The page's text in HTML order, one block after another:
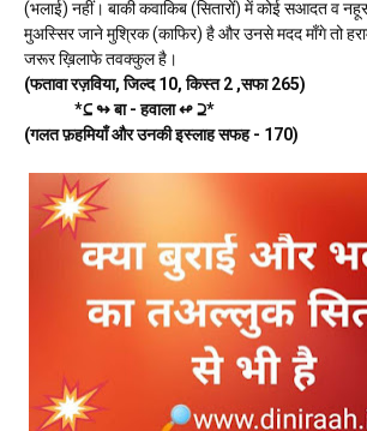
(भलाई) नहीं। बाकी कवाकिब (सितारों) में कोई सआदत व
मुअस्सिर जाने मुश्रिक (काफिर) है और उनसे मदद माँगे तो
जरूर ख़िलाफे तवक्कुल है।
(फतावा रज़विया, जिल्द 10, किस्त 2 ,सफा 265)
*⊆ ↬ बा - हवाला ↫ ⊇*
(गलत फ़हमियाँ और उनकी इस्लाह सफह - 170)